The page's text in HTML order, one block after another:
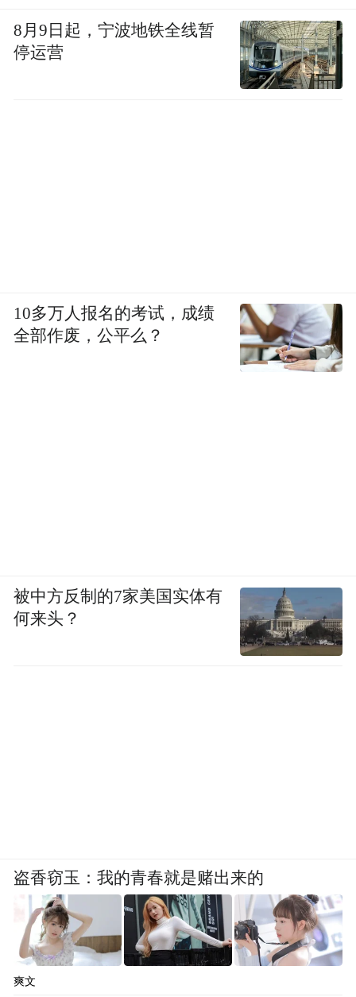
8月9日起，宁波地铁全线暂
停运营
10多万人报名的考试，成绩
全部作废，公平么？
被中方反制的7家美国实体有
何来头？
盗香窃玉：我的青春就是赌出来的
爽文